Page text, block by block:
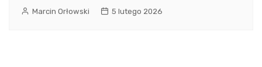
Marcin Orłowski 5 lutego 2026